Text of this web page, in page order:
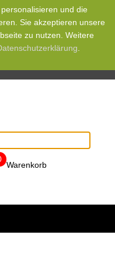
und die
Sie akzeptieren unsere
zu nutzen. Weitere
Warenkorb